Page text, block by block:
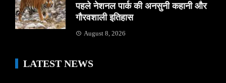
पहले नेशनल पार्क की अनसुनी कहानी और
गौरवशाली इतिहास
August 8, 2026
LATEST NEWS